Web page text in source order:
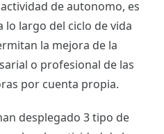
de autonomo, es
lo largo del ciclo de vida
la mejora de la
o profesional de las
por cuenta propia.
desplegado 3 tipo de